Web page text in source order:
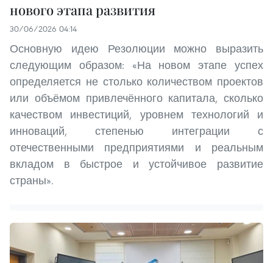
нового этапа развития
30/06/2026 04:14
Основную идею Резолюции можно выразить
следующим образом: «На новом этапе успех
определяется не столько количеством проектов
или объёмом привлечённого капитала, сколько
качеством инвестиций, уровнем технологий и
инноваций, степенью интеграции с
отечественными предприятиями и реальным
вкладом в быстрое и устойчивое развитие
страны».